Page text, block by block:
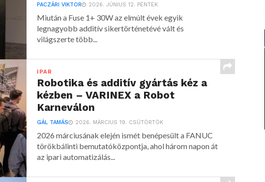
PACZÁRI VIKTOR 2026. JÚNIUS 12. PÉNTEK
Miután a Fuse 1+ 30W az elmúlt évek egyik
legnagyobb additív sikertörténetévé vált és
világszerte több...
IPAR
Robotika és additív gyártás kéz a
kézben – VARINEX a Robot
Karneválon
GÁL TAMÁS 2026. MÁRCIUS 19. CSÜTÖRTÖK
2026 márciusának elején ismét benépesült a FANUC
törökbálinti bemutatóközpontja, ahol három napon át
az ipari automatizálás...